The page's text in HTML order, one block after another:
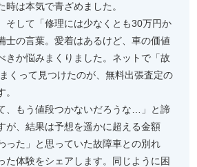
は本気で青ざめました。
そして「修理には少なくとも30万円か
士の言葉。愛着はあるけど、車の価値
きか悩みまくりました。ネットで「故
くって見つけたのが、無料出張査定の
、もう値段つかないだろうな…」と諦
が、結果は予想を遥かに超える金額
った」と思っていた故障車との別れ
た体験をシェアします。同じように困